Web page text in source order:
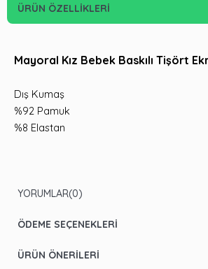
ÜRÜN ÖZELLIKLERI
Mayoral Kız Bebek Baskılı Tişört
Dış Kumaş
%92 Pamuk
%8 Elastan
YORUMLAR(0)
ÖDEME SEÇENEKLERI
ÜRÜN ÖNERILERI